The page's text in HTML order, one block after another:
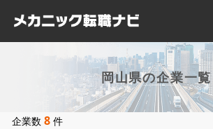
岡山県の企業一覧
企業数8 件